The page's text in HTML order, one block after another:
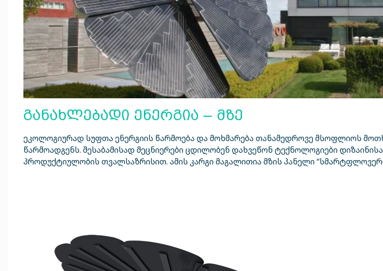
განახლებადი ენერგია – მზე
ეკოლოგიურად სუფთა ენერგიის წარმოება და მოხმარება თანამედროვე მსოფლიოს
წარმოადგენს. შესაბამისად მეცნიერები ცდილობენ დახვეწონ ტექნოლოგიები
პროდუქტიულობის თვალსაზრისით. ამის კარგი მაგალითია მზის პანელი